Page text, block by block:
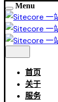
Menu
首页
关于
服务